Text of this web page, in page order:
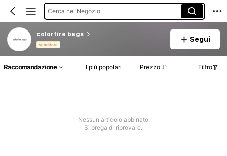
Cerca nel Negozio
colorfire bags
Venditore
Segui
Raccomandazione I più popolari Prezzo Filtro
Nessun articolo abbinato
Si prega di riprovare.